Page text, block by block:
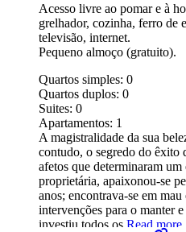
Acesso livre ao pomar e à
grelhador, cozinha, ferro de
televisão, internet.
Pequeno almoço (gratuito).
Quartos simples: 0
Quartos duplos: 0
Suites: 0
Apartamentos: 1
A magistralidade da sua
contudo, o segredo do êxito
afetos que determinaram um
proprietária, apaixonou-se
anos; encontrava-se em mau
intervenções para o manter
investiu todos os Read more...